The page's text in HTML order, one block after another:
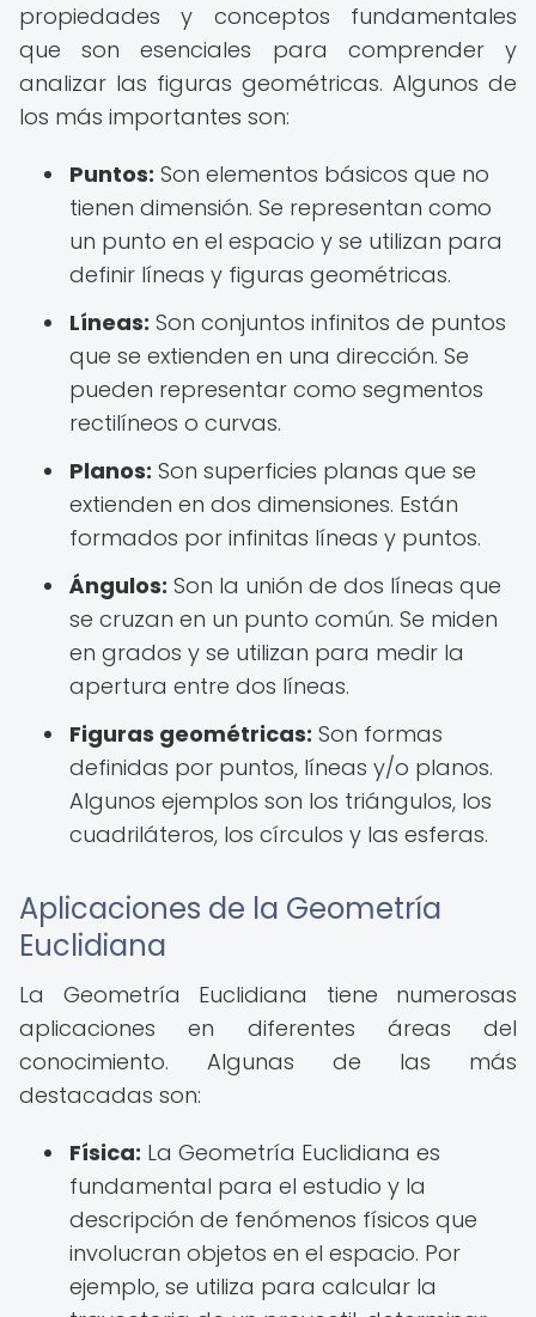
propiedades y conceptos fundamentales
que son esenciales para comprender y
analizar las figuras geométricas. Algunos de
los más importantes son:
Puntos: Son elementos básicos que no
tienen dimensión. Se representan como
un punto en el espacio y se utilizan para
definir líneas y figuras geométricas.
Líneas: Son conjuntos infinitos de puntos
que se extienden en una dirección. Se
pueden representar como segmentos
rectilíneos o curvas.
Planos: Son superficies planas que se
extienden en dos dimensiones. Están
formados por infinitas líneas y puntos.
Ángulos: Son la unión de dos líneas que
se cruzan en un punto común. Se miden
en grados y se utilizan para medir la
apertura entre dos líneas.
Figuras geométricas: Son formas
definidas por puntos, líneas y/o planos.
Algunos ejemplos son los triángulos, los
cuadriláteros, los círculos y las esferas.
Aplicaciones de la Geometría
Euclidiana
La Geometría Euclidiana tiene numerosas
aplicaciones en diferentes áreas del
conocimiento. Algunas de las más
destacadas son:
Física: La Geometría Euclidiana es
fundamental para el estudio y la
descripción de fenómenos físicos que
involucran objetos en el espacio. Por
ejemplo, se utiliza para calcular la